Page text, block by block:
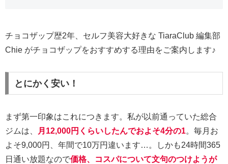
チョコザップ歴2年、セルフ美容大好きな TiaraClub 編集部
Chie がチョコザップをおすすめする理由をご案内します♪
とにかく安い！
まず第一印象はこれにつきます。私が以前通っていた総合
ジムは、
月12,000円くらいしたんでおよそ4分の1。毎月お
よそ9,000円、年間で10万円違います…。しかも24時間365
日通い放題なので価格、コスパについて文句のつけようが